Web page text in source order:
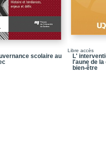
l’écocitoyenneté1
Références
Chapitre 5 /
savoirs
1 / Le désengagement
jeunes : une perte de
scolaire au
Libre accès
L'
l'aune de
bien-être